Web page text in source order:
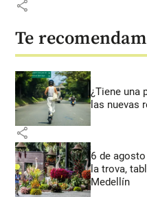
share
Te
¿Tiene una
las nuevas
share
6 de
la trova,
Medellín